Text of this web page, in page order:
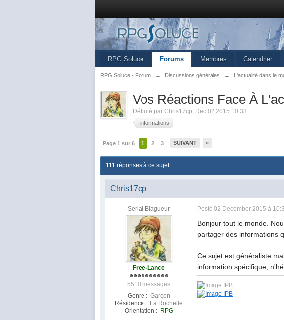
RPG Soluce Forums Membres Calendrier
RPG Soluce - Forum → Discussions générales → L'actualité dans le
Vos Réactions Face À
Débuté par Chris17cp, Dec 02 2015 10:33
informations
Page 1 sur 6 1 2 3 SUIVANT »
111 réponses à ce sujet
Chris17cp
Serial Blagueur
Free-Lance
5510 messages
Genre : Garçon
Résidence : La Rochelle
Orientation : RPG
Posté 02 December 2015 à
Bonjour tout le monde.
partager des informations
Ce sujet est généraliste
information spécifique,